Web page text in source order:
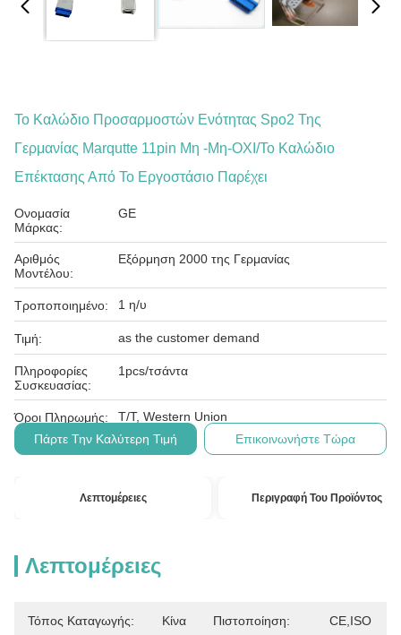
Το Καλώδιο Προσαρμοστών Ενότητας Spo2 Της
Γερμανίας Marqutte 11pin Μη -μη-OXI/το Καλώδιο
Επέκτασης Από Το Εργοστάσιο Παρέχει
Ονομασία
Μάρκας:
GE
Αριθμός
Μοντέλου:
Εξόρμηση 2000 της Γερμανίας
Τροποποιημένο: 1 η/υ
Τιμή: as the customer demand
Πληροφορίες
Συσκευασίας:
1pcs/τσάντα
Όροι Πληρωμής:
T/T, Western Union
Πάρτε Την Καλύτερη Τιμή
Επικοινωνήστε Τώρα
Λεπτομέρειες Περιγραφή Του Προϊόντος
Λεπτομέρειες
Τόπος Καταγωγής: Κίνα Πιστοποίηση: CE,ISO